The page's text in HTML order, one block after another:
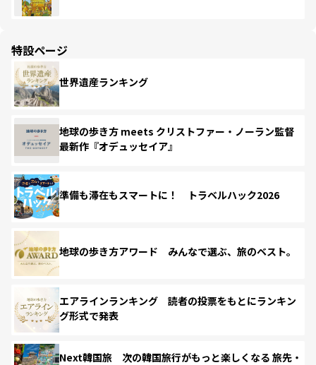
特設ページ
世界遺産ランキング
地球の歩き方 meets クリストファー・ノーラン監督
最新作『オデュッセイア』
準備も滞在もスマートに！ トラベルハック2026
地球の歩き方アワード みんなで選ぶ、旅のベスト。
エアラインランキング 読者の投票をもとにランキン
グ形式で発表
Next韓国旅 次の韓国旅行がもっと楽しくなる 旅先・